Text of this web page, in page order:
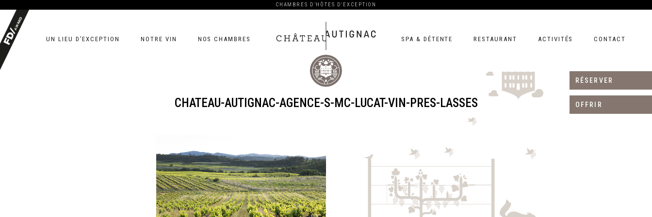
CHAMBRES D’HÔTES D’EXCEPTION
Autignac
UN LIEU D’EXCEPTION NOTRE VIN NOS CHAMBRES SPA & DÉTENTE RESTAURANT ACTIVITÉS CONTACT
RÉSERVER
OFFRIR
CHATEAU-AUTIGNAC-AGENCE-S-MC-LUCAT-VIN-PRES-LASSES